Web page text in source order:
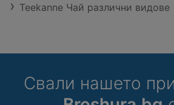
Teekanne Чай различни видове
Свали нашето